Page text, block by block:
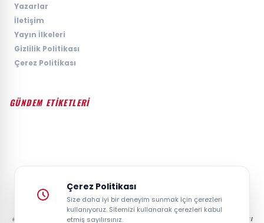
Yazarlar
İletişim
Yayın İlkeleri
Gizlilik Politikası
Çerez Politikası
GÜNDEM ETİKETLERİ
© 2026 GAZETESAYFA | TÜRKIYE VE DÜNYANIN GÜNCEL HABER POSTASI
Çerez Politikası
Size daha iyi bir deneyim sunmak için çerezleri
kullanıyoruz. Sitemizi kullanarak çerezleri kabul
etmiş sayılırsınız.